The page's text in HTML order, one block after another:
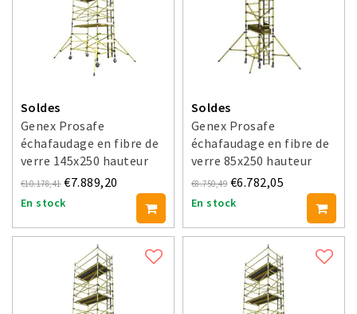
Soldes
Genex Prosafe
échafaudage en fibre de
verre 145x250 hauteur
travail 6 m
€10.178,41 €7.889,20
En stock
Soldes
Genex Prosafe
échafaudage en fibre de
verre 85x250 hauteur
travail 6 m
€8.750,49 €6.782,05
En stock